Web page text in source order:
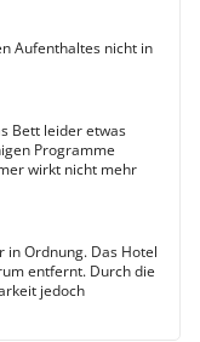
Aufenthaltes nicht in
Bett leider etwas
Programme
wirkt nicht mehr
in Ordnung. Das Hotel
entfernt. Durch die
jedoch